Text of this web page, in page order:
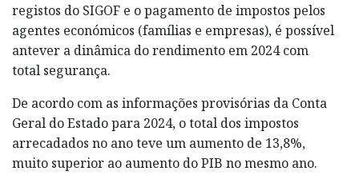
registos do SIGOF e o pagamento de impostos pelos
agentes económicos (famílias e empresas), é possível
antever a dinâmica do rendimento em 2024 com
total segurança.
De acordo com as informações provisórias da Conta
Geral do Estado para 2024, o total dos impostos
arrecadados no ano teve um aumento de 13,8%,
muito superior ao aumento do PIB no mesmo ano.